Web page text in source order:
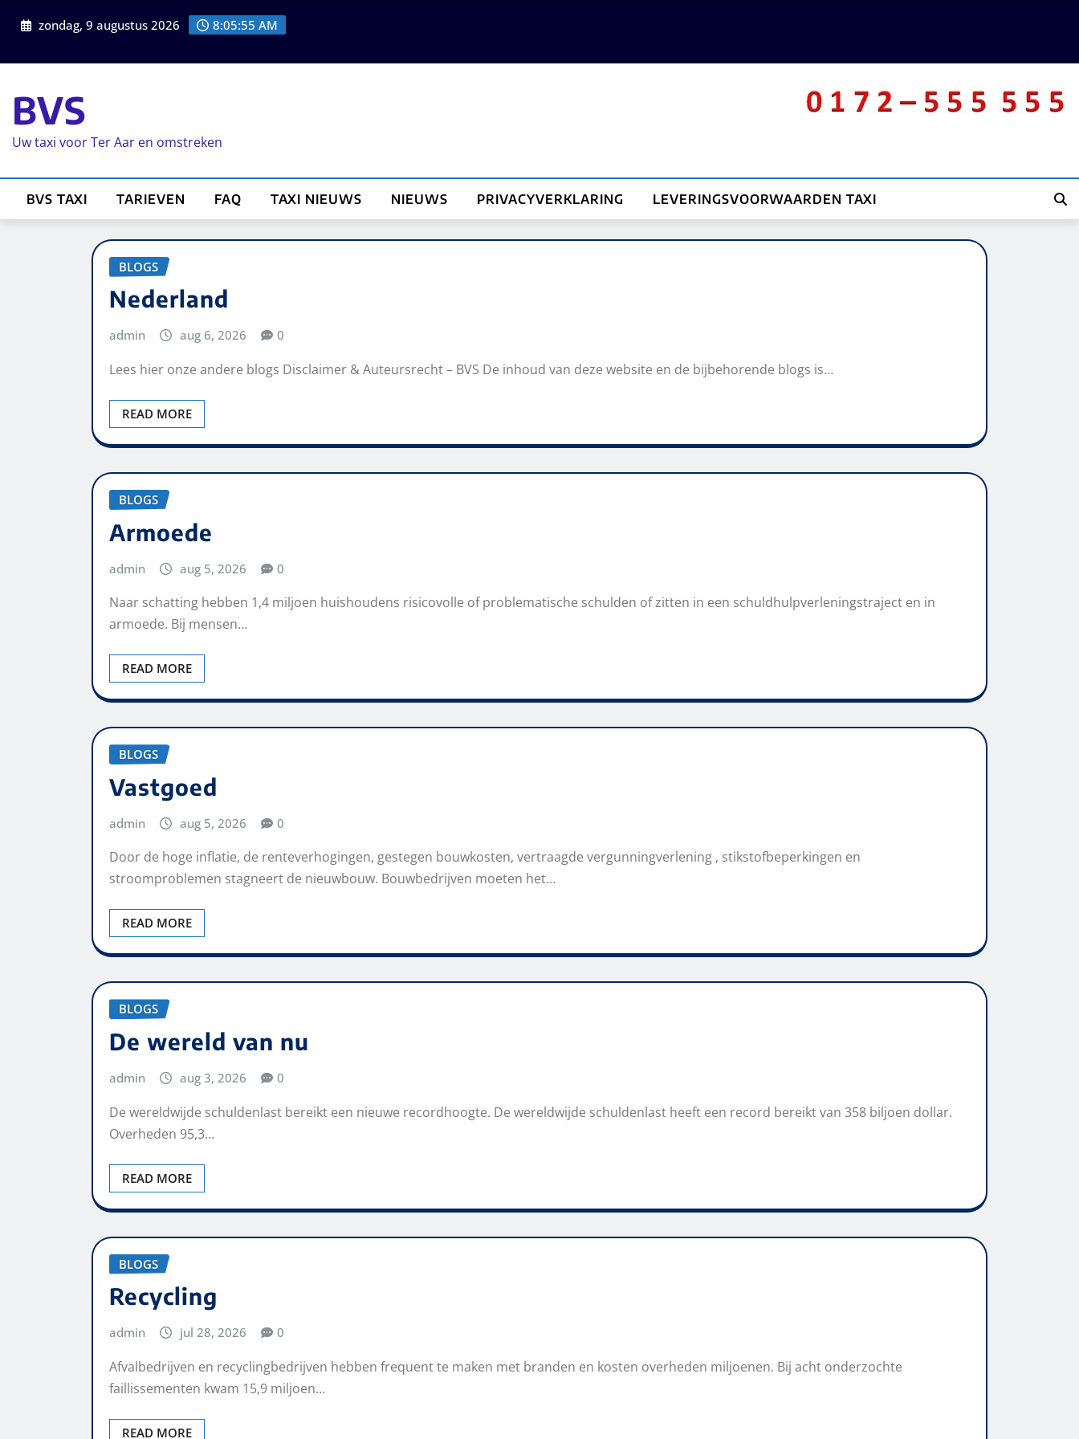
zondag, 9 augustus 2026 8:05:55 AM
BVS
Uw taxi voor Ter Aar en omstreken
BVS TAXI TARIEVEN FAQ TAXI NIEUWS NIEUWS PRIVACYVERKLARING LEVERINGSVOORWAARDEN TAXI
BLOGS
Nederland
admin aug 6, 2026 0
Lees hier onze andere blogs Disclaimer & Auteursrecht – BVS De inhoud van deze website en de bijbehorende blogs is…
READ MORE
BLOGS
Armoede
admin aug 5, 2026 0
Naar schatting hebben 1,4 miljoen huishoudens risicovolle of problematische schulden of zitten in een schuldhulpverleningstraject en in
armoede. Bij mensen…
READ MORE
BLOGS
Vastgoed
admin aug 5, 2026 0
Door de hoge inflatie, de renteverhogingen, gestegen bouwkosten, vertraagde vergunningverlening , stikstofbeperkingen en
stroomproblemen stagneert de nieuwbouw. Bouwbedrijven moeten het…
READ MORE
BLOGS
De wereld van nu
admin aug 3, 2026 0
De wereldwijde schuldenlast bereikt een nieuwe recordhoogte. De wereldwijde schuldenlast heeft een record bereikt van 358 biljoen dollar.
Overheden 95,3…
READ MORE
BLOGS
Recycling
admin jul 28, 2026 0
Afvalbedrijven en recyclingbedrijven hebben frequent te maken met branden en kosten overheden miljoenen. Bij acht onderzochte
faillissementen kwam 15,9 miljoen…
READ MORE